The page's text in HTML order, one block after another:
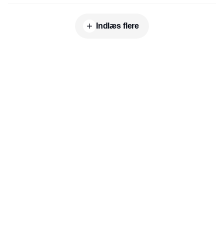
Indlæs flere